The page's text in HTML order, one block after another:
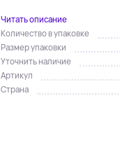
Читать описание
Количество в упаковке
Размер упаковки
Уточнить наличие
Артикул
Страна